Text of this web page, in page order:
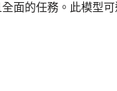
面的任務。此模型